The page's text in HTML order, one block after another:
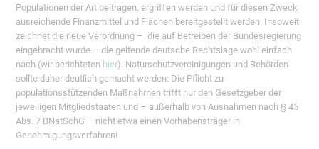
Populationen der Art beitragen, ergriffen werden und für diesen Zweck
ausreichende Finanzmittel und Flächen bereitgestellt werden. Insoweit
zeichnet die neue Verordnung – die auf Betreiben der Bundesregierung
eingebracht wurde –die geltende deutsche Rechtslage wohl einfach
nach (wir berichteten hier). Naturschutzvereinigungen und Behörden
sollte daher deutlich gemacht werden: Die Pflicht zu
populationsstützenden Maßnahmen trifft nur den Gesetzgeber der
jeweiligen Mitgliedstaaten und – außerhalb von Ausnahmen nach § 45
Abs. 7 BNatSchG – nicht etwa einen Vorhabensträger in
Genehmigungsverfahren!